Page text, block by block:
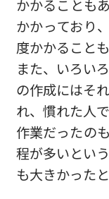
かかることも
かかっており
度かかること
また、いろい
の作成にはそ
れ、慣れた人
作業だったの
程が多いとい
も大きかった